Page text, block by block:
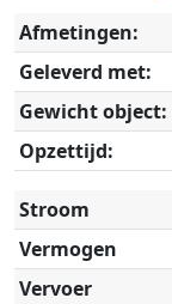
Afmetingen:
Geleverd met:
Gewicht object:
Opzettijd:
Stroom
Vermogen
Vervoer